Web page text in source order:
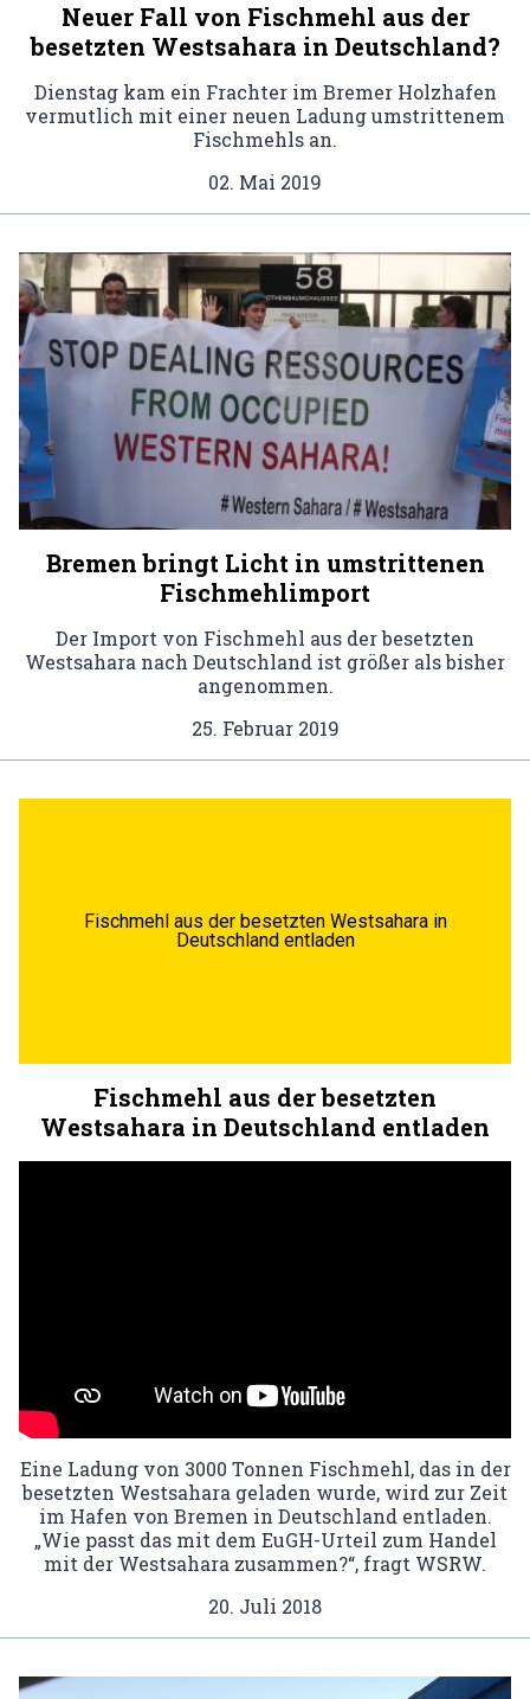
Neuer Fall von Fischmehl aus der
besetzten Westsahara in Deutschland?
Dienstag kam ein Frachter im Bremer Holzhafen
vermutlich mit einer neuen Ladung umstrittenem
Fischmehls an.
02. Mai 2019
Bremen bringt Licht in umstrittenen
Fischmehlimport
Der Import von Fischmehl aus der besetzten
Westsahara nach Deutschland ist größer als bisher
angenommen.
25. Februar 2019
Fischmehl aus der besetzten Westsahara in
Deutschland entladen
Fischmehl aus der besetzten
Westsahara in Deutschland entladen
Eine Ladung von 3000 Tonnen Fischmehl, das in der
besetzten Westsahara geladen wurde, wird zur Zeit
im Hafen von Bremen in Deutschland entladen.
„Wie passt das mit dem EuGH-Urteil zum Handel
mit der Westsahara zusammen?“, fragt WSRW.
20. Juli 2018